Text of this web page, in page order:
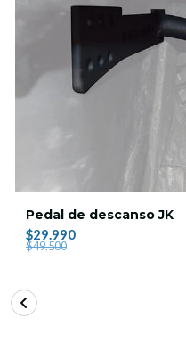
Pedal de descanso JK
$29.990
$49.500